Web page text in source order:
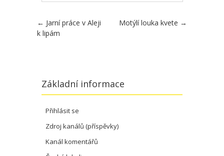
Post navigation
← Jarní práce v Aleji
k lipám
Motýlí louka kvete →
Základní informace
Přihlásit se
Zdroj kanálů (příspěvky)
Kanál komentářů